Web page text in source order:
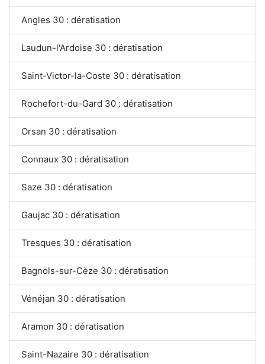
Angles 30 : dératisation
Laudun-l'Ardoise 30 : dératisation
Saint-Victor-la-Coste 30 : dératisation
Rochefort-du-Gard 30 : dératisation
Orsan 30 : dératisation
Connaux 30 : dératisation
Saze 30 : dératisation
Gaujac 30 : dératisation
Tresques 30 : dératisation
Bagnols-sur-Cèze 30 : dératisation
Vénéjan 30 : dératisation
Aramon 30 : dératisation
Saint-Nazaire 30 : dératisation